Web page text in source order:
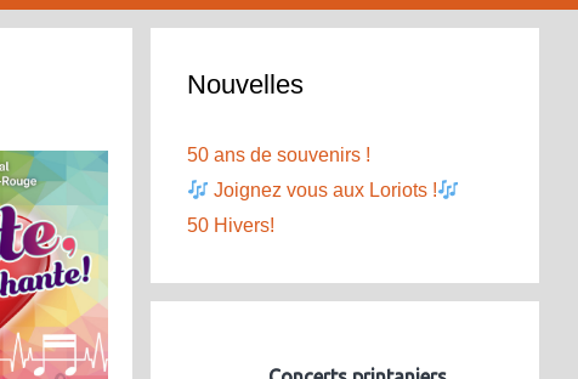
Nouvelles
50 ans de souvenirs !
Joignez vous aux Loriots !
50 Hivers!